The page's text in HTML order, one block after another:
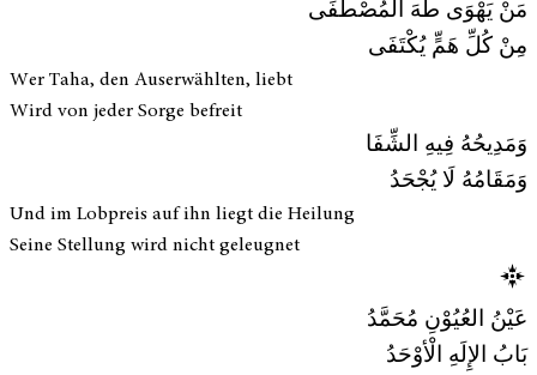
مَنْ يَهْوَى طَهَ الْمُصْطَفَى
مِنْ كُلِّ هَمٍّ يُكْتَفَى
Wer Taha, den Auserwählten, liebt
Wird von jeder Sorge befreit
وَمَدِيحُهُ فِيهِ الشِّفَا
وَمَقَامُهُ لَا يُجْحَدُ
Und im Lobpreis auf ihn liegt die Heilung
Seine Stellung wird nicht geleugnet
عَيْنُ العُيُوْنِ مُحَمَّدُ
بَابُ الإِلَهِ الْأوْحَدُ